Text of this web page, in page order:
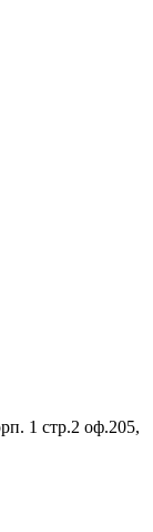
1 стр.2 оф.205,